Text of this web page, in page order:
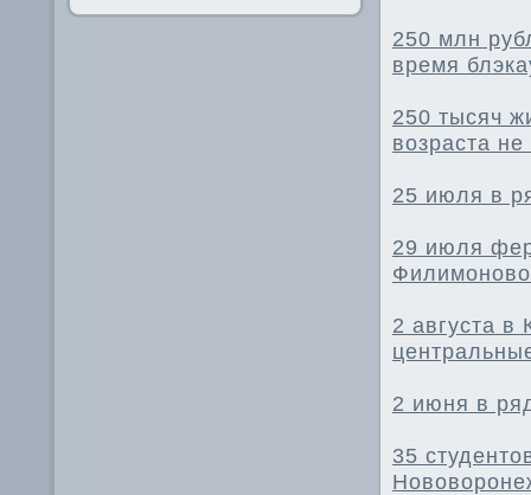
250 млн
время
250 тысяч
возраста не
25 июля в
29 июля
Филимоново
2 августа в
2 июня в
35